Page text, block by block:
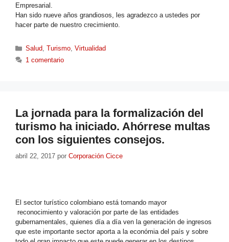
Empresarial.
Han sido nueve años grandiosos, les agradezco a ustedes por
hacer parte de nuestro crecimiento.
Salud,Turismo,Virtualidad
1 comentario
La jornada para la formalización del
turismo ha iniciado. Ahórrese multas
con los siguientes consejos.
abril 22, 2017 por Corporación Cicce
El sector turístico colombiano está tomando mayor
reconocimiento y valoración por parte de las entidades
gubernamentales, quienes día a día ven la generación de ingresos
que este importante sector aporta a la económia del país y sobre